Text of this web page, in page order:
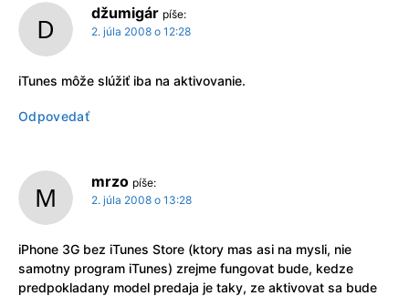
džumigár píše:
2. júla 2008 o 12:28
iTunes môže slúžiť iba na aktivovanie.
Odpovedať
mrzo píše:
2. júla 2008 o 13:28
iPhone 3G bez iTunes Store (ktory mas asi na mysli, nie
samotny program iTunes) zrejme fungovat bude, kedze
predpokladany model predaja je taky, ze aktivovat sa bude